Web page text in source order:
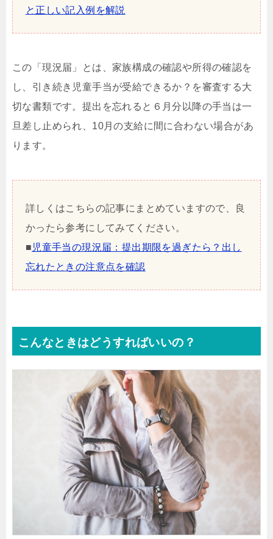
と正しい記入例を解説
この「現況届」とは、家族構成の確認や所得の確認を
し、引き続き児童手当が受給できるか？を審査する大
切な書類です。提出を忘れると６月分以降の手当は一
旦差し止められ、10月の支給に間に合わない場合があ
ります。
詳しくはこちらの記事にまとめていますので、良
かったら参考にしてみてください。
■ 児童手当の現況届：提出期限を過ぎたら？出し
忘れたときの注意点を確認
こんなときはどうすればいいの？